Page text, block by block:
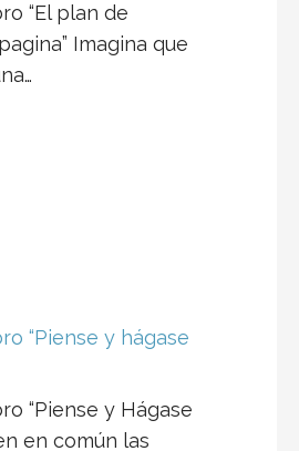
“El plan de
Imagina que
“Piense y hágase
“Piense y Hágase
en común las